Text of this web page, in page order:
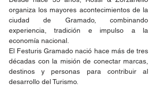
organiza los mayores acontecimientos de la
ciudad de Gramado, combinando
experiencia, tradición e impulso a la
economía nacional.
El Festuris Gramado nació hace más de tres
décadas con la misión de conectar marcas,
destinos y personas para contribuir al
desarrollo del Turismo.